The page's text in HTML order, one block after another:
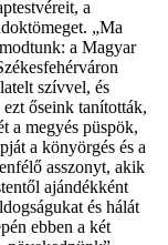
a
„Ma
a Magyar
szívvel, és
őseink tanították,
a megyés püspök,
a könyörgés és a
asszonyt, akik
ajándékként
és hálát
ebben a két